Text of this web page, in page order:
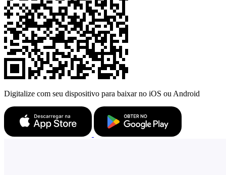
Digitalize com seu dispositivo para baixar no iOS ou Android